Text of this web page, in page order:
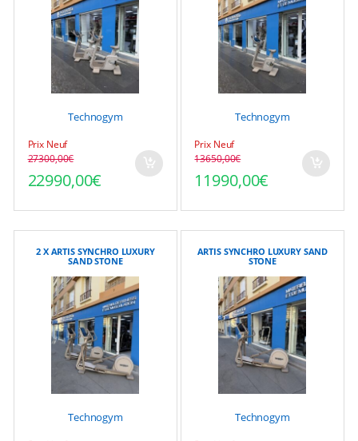
Technogym
Prix Neuf
27300,00€
Le prix initial était : 27300,00€.
22990,00€
Le prix actuel est : 22990,00€.
Technogym
Prix Neuf
13650,00€
Le prix initial était :
11990,00€
Le prix actuel est :
2 X ARTIS SYNCHRO LUXURY
SAND STONE
Technogym
ARTIS SYNCHRO LUXURY SAND
STONE
Technogym